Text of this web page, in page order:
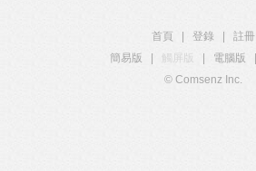
首頁 登錄
註冊
簡易版
觸屏版 電腦版
© Comsenz Inc.